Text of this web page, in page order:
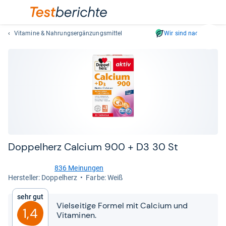
Vitamine & Nahrungsergänzungsmittel Wir sind nachhaltig
Dop­pel­herz Cal­cium 900 + D3 30 St
von
Sternen
836 Meinungen
Her­stel­ler: Doppelherz
Farbe: Weiß
Sehr gut
1,4
Vielseitige Formel mit Calcium und
Vitaminen.